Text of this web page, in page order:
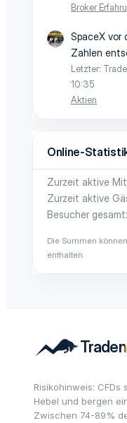
Broker
SpaceX vor
Zahlen
Letzter:
10:35
Aktien
Online-
Zurzeit aktive
Zurzeit aktive
Besucher gesamt
Die Summen
enthalten.
Risikohinweis: CFDs
Hebel und bergen
Zwischen 74-89%